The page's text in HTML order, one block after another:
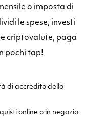
o imposta di
le spese, investi
criptovalute, paga
pochi tap!
di accredito dello
online o in negozio